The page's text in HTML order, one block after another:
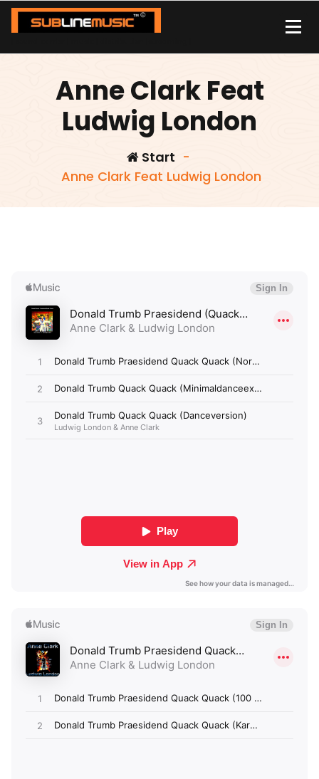
Zum
Inhalt
Anne Clark Feat
Ludwig London
Start -
Anne Clark Feat Ludwig London